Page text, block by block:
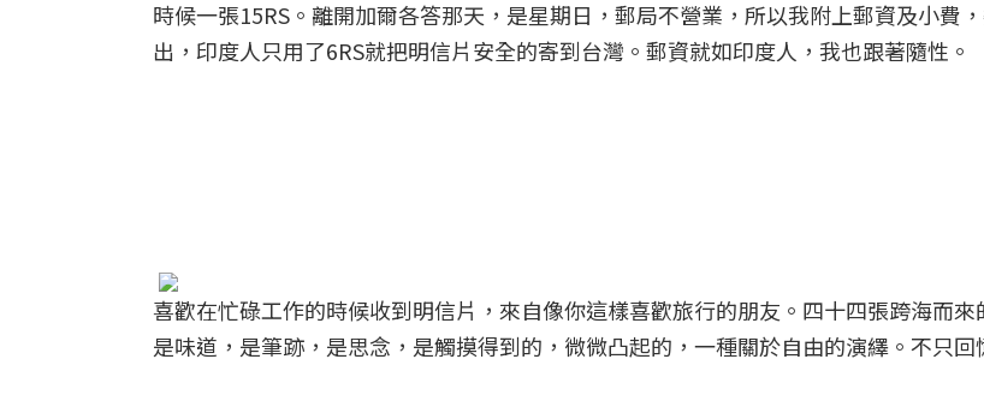
時候一張15RS。離開加爾各答那天，是星期日，郵局不營業，所以我附上郵資及小費
出，印度人只用了6RS就把明信片安全的寄到台灣。郵資就如印度人，我也跟著隨性。
喜歡在忙碌工作的時候收到明信片，來自像你這樣喜歡旅行的朋友。四十四張跨海而來
是味道，是筆跡，是思念，是觸摸得到的，微微凸起的，一種關於自由的演繹。不只回